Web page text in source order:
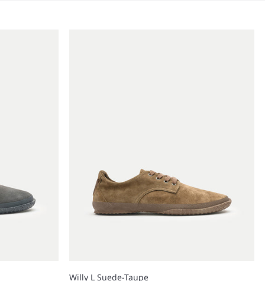
Willy L Suede-Taupe